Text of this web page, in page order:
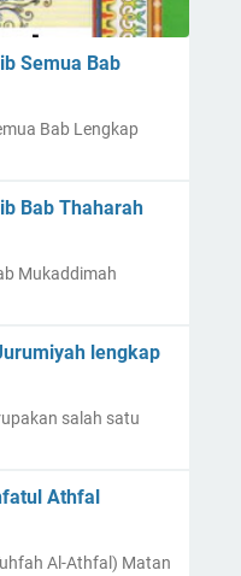
Semua Bab
Bab Lengkap
Bab Thaharah
Mukaddimah
lengkap
salah satu
Athfal
Al-Athfal) Matan